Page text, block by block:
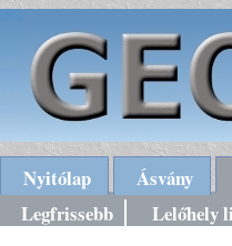
Nyitólap Ásvány
Legfrissebb
Lelőhely